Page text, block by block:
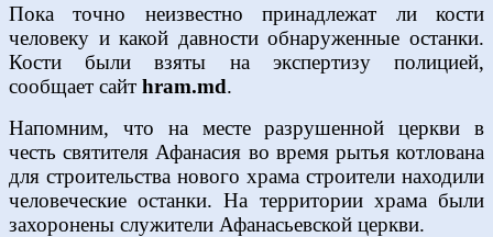
Пока точно неизвестно принадлежат ли кости
человеку и какой давности обнаруженные останки.
Кости были взяты на экспертизу полицией,
сообщает сайт hram.md.
Напомним, что на месте разрушенной церкви в
честь святителя Афанасия во время рытья котлована
для строительства нового храма строители находили
человеческие останки. На территории храма были
захоронены служители Афанасьевской церкви.